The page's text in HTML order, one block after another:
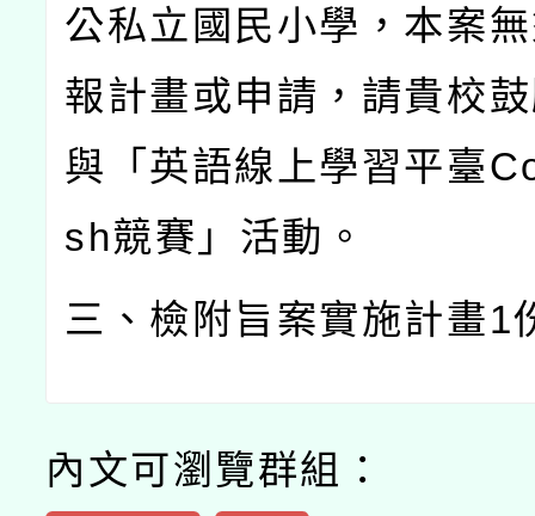
公私立國民小學，本案
報計畫或申請，請貴校
與「英語線上學習平臺
sh競賽」活動。
三、檢附旨案實施計畫1
內文可瀏覽群組：